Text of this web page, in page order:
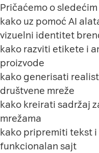
Pričaćemo o
kako uz pomoć AI
vizuelni identitet
kako razviti etikete i
proizvode
kako generisati
društvene mreže
kako kreirati sadržaj
mrežama
kako pripremiti tekst
funkcionalan sajt